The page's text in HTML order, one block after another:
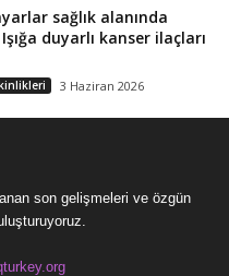
sağlık alanında
duyarlı kanser ilaçları
3 Haziran 2026
son gelişmeleri ve özgün